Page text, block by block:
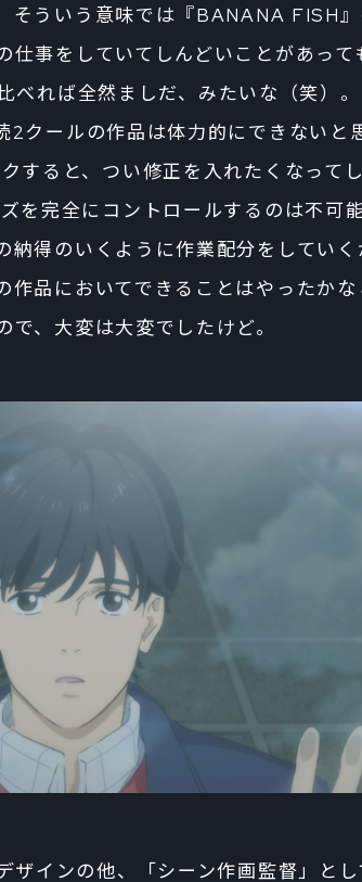
そういう意味では『BANANA FISH
事をしていてしんどいことがあって
べれば全然ましだ、みたいな（笑）。
クールの作品は体力的にできないと
すると、つい修正を入れたくなって
を完全にコントロールするのは不可
納得のいくように作業配分をしていく
作品においてできることはやったかな
、大変は大変でしたけど。
ザインの他、「シーン作画監督」と